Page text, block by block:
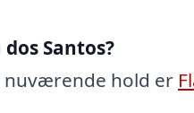
Santos?
nuværende hold er